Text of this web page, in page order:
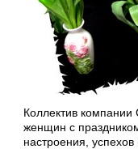
Коллектив компании
женщин с
настроения,